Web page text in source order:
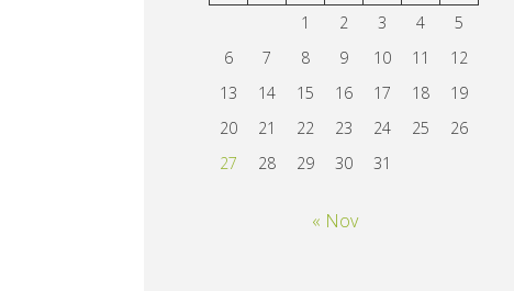
1
2 3 4
5
6
7 8 9 10 11
12
13
14 15 16 17 18
19
20
21 22 23 24 25
26
27
28 29 30 31
« Nov